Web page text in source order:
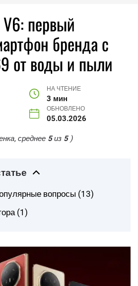
первый
бренда с
от воды и пыли
НА ЧТЕНИЕ
3 мин
ОБНОВЛЕНО
05.03.2026
среднее 5из 5)
вопросы (13)
(1)